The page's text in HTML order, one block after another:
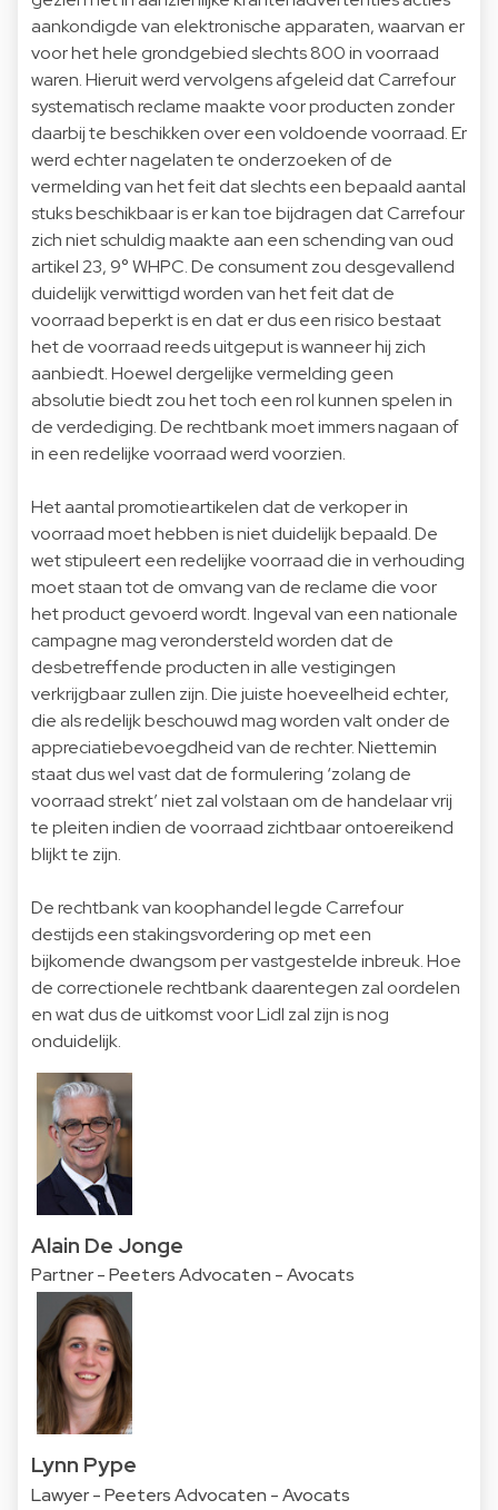
aankondigde van elektronische apparaten, waarvan er
voor het hele grondgebied slechts 800 in voorraad
waren. Hieruit werd vervolgens afgeleid dat Carrefour
systematisch reclame maakte voor producten zonder
daarbij te beschikken over een voldoende voorraad. Er
werd echter nagelaten te onderzoeken of de
vermelding van het feit dat slechts een bepaald aantal
stuks beschikbaar is er kan toe bijdragen dat Carrefour
zich niet schuldig maakte aan een schending van oud
artikel 23, 9° WHPC. De consument zou desgevallend
duidelijk verwittigd worden van het feit dat de
voorraad beperkt is en dat er dus een risico bestaat
het de voorraad reeds uitgeput is wanneer hij zich
aanbiedt. Hoewel dergelijke vermelding geen
absolutie biedt zou het toch een rol kunnen spelen in
de verdediging. De rechtbank moet immers nagaan of
in een redelijke voorraad werd voorzien.
Het aantal promotieartikelen dat de verkoper in
voorraad moet hebben is niet duidelijk bepaald. De
wet stipuleert een redelijke voorraad die in verhouding
moet staan tot de omvang van de reclame die voor
het product gevoerd wordt. Ingeval van een nationale
campagne mag verondersteld worden dat de
desbetreffende producten in alle vestigingen
verkrijgbaar zullen zijn. Die juiste hoeveelheid echter,
die als redelijk beschouwd mag worden valt onder de
appreciatiebevoegdheid van de rechter. Niettemin
staat dus wel vast dat de formulering ‘zolang de
voorraad strekt’ niet zal volstaan om de handelaar vrij
te pleiten indien de voorraad zichtbaar ontoereikend
blijkt te zijn.
De rechtbank van koophandel legde Carrefour
destijds een stakingsvordering op met een
bijkomende dwangsom per vastgestelde inbreuk. Hoe
de correctionele rechtbank daarentegen zal oordelen
en wat dus de uitkomst voor Lidl zal zijn is nog
onduidelijk.
Alain De Jonge
Partner - Peeters Advocaten - Avocats
Lynn Pype
Lawyer - Peeters Advocaten - Avocats